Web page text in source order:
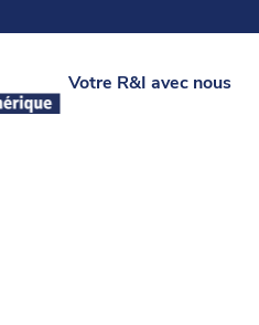
Votre R&I avec nous